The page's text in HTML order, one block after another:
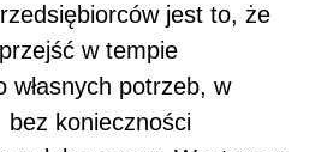
jest to, że
w tempie
własnych potrzeb, w
bez konieczności